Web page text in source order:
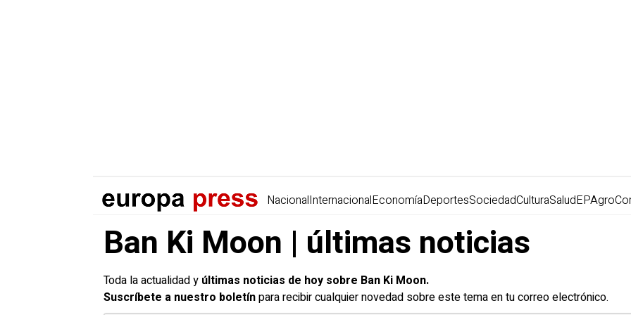
NacionalInternacionalEconomíaDeportesSociedadCulturaSaludEPAgro
Ban Ki Moon | últimas noticias
Toda la actualidad y últimas noticias de hoy sobre Ban Ki Moon.
Suscríbete a nuestro boletínpara recibir cualquier novedad sobre este tema en tu correo electrónico.